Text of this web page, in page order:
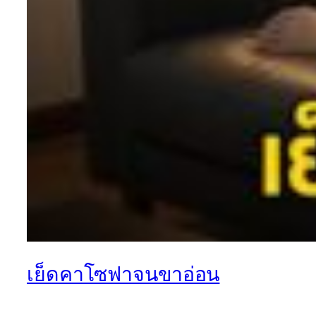
เย็ดคาโซฟาจนขาอ่อน